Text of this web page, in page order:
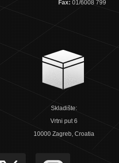
Fax: 01/6008 799
Skladište:
Vrtni put 6
10000 Zagreb, Croatia